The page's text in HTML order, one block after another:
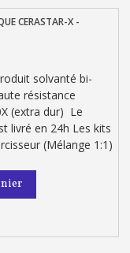
CERASTAR-X -
solvanté bi-
résistance
(extra dur) Le
livré en 24h Les kits
(Mélange 1:1)